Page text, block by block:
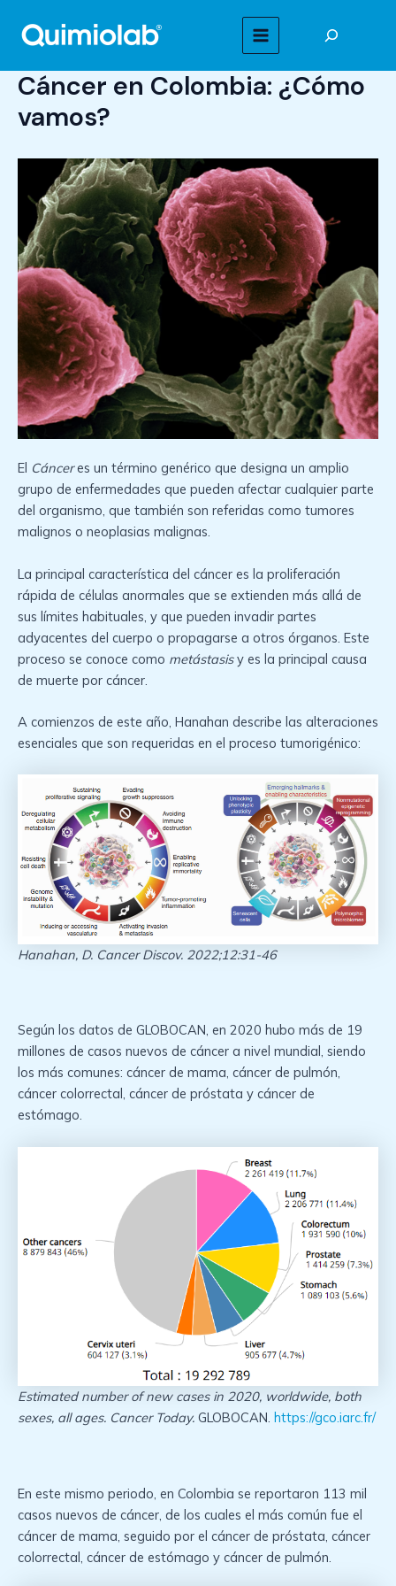
contenido
MAIN
MENU
Cáncer en Colombia: ¿Cómo
vamos?
El Cánceres un término genérico que designa un amplio
grupo de enfermedades que pueden afectar cualquier parte
del organismo, que también son referidas como tumores
malignos o neoplasias malignas.
La principal característica del cáncer es la proliferación
rápida de células anormales que se extienden más allá de
sus límites habituales, y que pueden invadir partes
adyacentes del cuerpo o propagarse a otros órganos. Este
proceso se conoce como metástasisy es la principal causa
de muerte por cáncer.
A comienzos de este año, Hanahan describe las alteraciones
esenciales que son requeridas en el proceso tumorigénico:
Hanahan, D. Cancer Discov. 2022;12:31-46
Según los datos de GLOBOCAN, en 2020 hubo más de 19
millones de casos nuevos de cáncer a nivel mundial, siendo
los más comunes: cáncer de mama, cáncer de pulmón,
cáncer colorrectal, cáncer de próstata y cáncer de
estómago.
Estimated number of new cases in 2020, worldwide, both
sexes, all ages. Cancer Today. GLOBOCAN. https://gco.iarc.fr/
En este mismo periodo, en Colombia se reportaron 113 mil
casos nuevos de cáncer, de los cuales el más común fue el
cáncer de mama, seguido por el cáncer de próstata, cáncer
colorrectal, cáncer de estómago y cáncer de pulmón.